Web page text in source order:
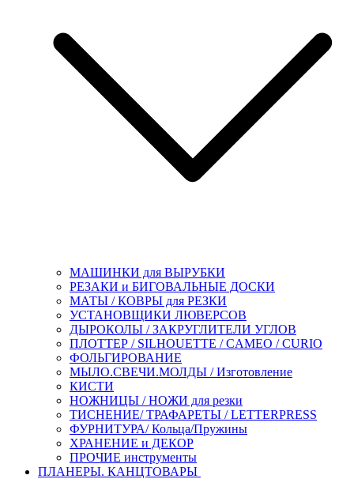
МАШИНКИ для ВЫРУБКИ
РЕЗАКИ и БИГОВАЛЬНЫЕ ДОСКИ
МАТЫ / КОВРЫ для РЕЗКИ
УСТАНОВЩИКИ ЛЮВЕРСОВ
ДЫРОКОЛЫ / ЗАКРУГЛИТЕЛИ УГЛОВ
ПЛОТТЕР / SILHOUETTE / CAMEO / CURIO
ФОЛЬГИРОВАНИЕ
МЫЛО.СВЕЧИ.МОЛДЫ / Изготовление
КИСТИ
НОЖНИЦЫ / НОЖИ для резки
ТИСНЕНИЕ/ ТРАФАРЕТЫ / LETTERPRESS
ФУРНИТУРА/ Кольца/Пружины
ХРАНЕНИЕ и ДЕКОР
ПРОЧИЕ инструменты
ПЛАНЕРЫ. КАНЦТОВАРЫ